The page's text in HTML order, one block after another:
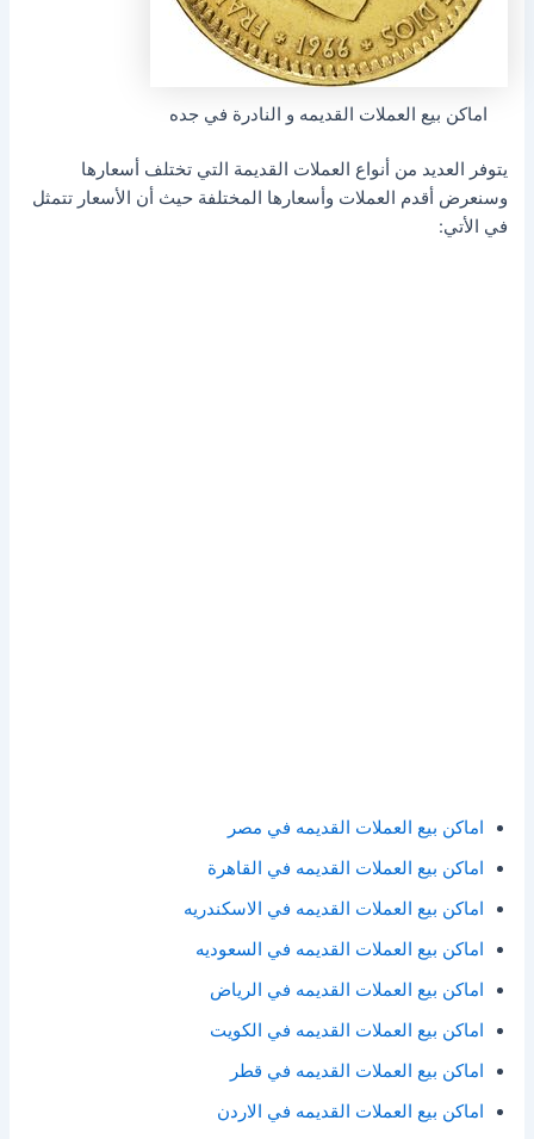
اماكن بيع العملات القديمه و النادرة في جده
يتوفر العديد من أنواع العملات القديمة التي تختلف أسعارها
وسنعرض أقدم العملات وأسعارها المختلفة حيث أن الأسعار تتمثل
في الأتي:
اماكن بيع العملات القديمه في مصر
اماكن بيع العملات القديمه في القاهرة
اماكن بيع العملات القديمه في الاسكندريه
اماكن بيع العملات القديمه في السعوديه
اماكن بيع العملات القديمه في الرياض
اماكن بيع العملات القديمه في الكويت
اماكن بيع العملات القديمه في قطر
اماكن بيع العملات القديمه في الاردن